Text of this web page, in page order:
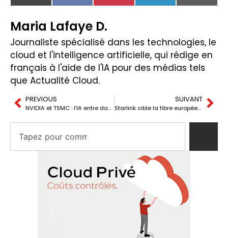
(Twitter)
Maria Lafaye D.
Journaliste spécialisé dans les technologies, le
cloud et l'intelligence artificielle, qui rédige en
français à l'aide de l'IA pour des médias tels
que Actualité Cloud.
PREVIOUS
NVIDIA et TSMC : l’IA entre dans les fabs de semi-conducteurs
SUIVANT
Starlink cible la fibre européenne : 86 millions de foyers non abonnés en jeu